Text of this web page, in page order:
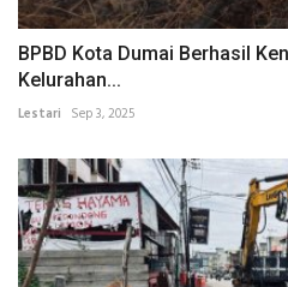
BPBD Kota Dumai Berhasil
Kelurahan...
Lestari Sep 3, 2025